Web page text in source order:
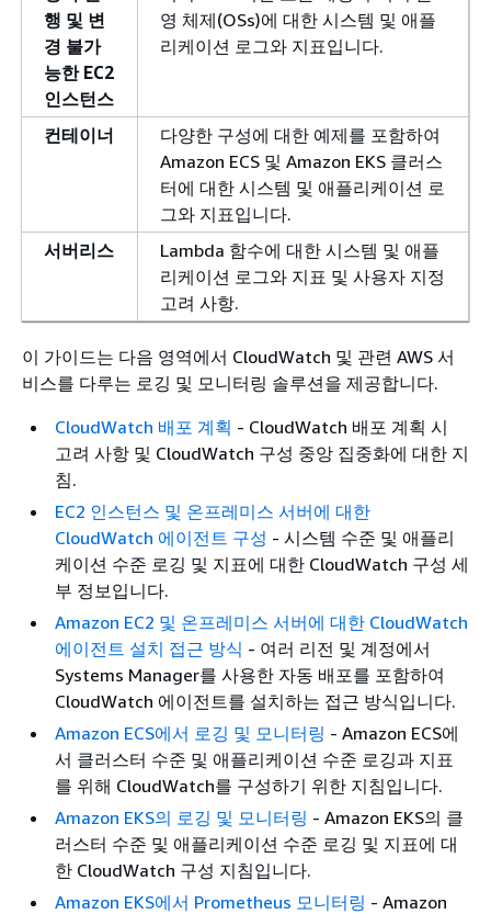
행 및 변
경 불가
능한 EC2
인스턴스
영 체제(OSs)에 대한 시스템 및 애플
리케이션 로그와 지표입니다.
컨테이너
다양한 구성에 대한 예제를 포함하여
Amazon ECS 및 Amazon EKS 클러스
터에 대한 시스템 및 애플리케이션 로
그와 지표입니다.
서버리스
Lambda 함수에 대한 시스템 및 애플
리케이션 로그와 지표 및 사용자 지정
고려 사항.
이 가이드는 다음 영역에서 CloudWatch 및 관련 AWS 서
비스를 다루는 로깅 및 모니터링 솔루션을 제공합니다.
CloudWatch 배포 계획 - CloudWatch 배포 계획 시
고려 사항 및 CloudWatch 구성 중앙 집중화에 대한 지
침.
EC2 인스턴스 및 온프레미스 서버에 대한
CloudWatch 에이전트 구성 - 시스템 수준 및 애플리
케이션 수준 로깅 및 지표에 대한 CloudWatch 구성 세
부 정보입니다.
Amazon EC2 및 온프레미스 서버에 대한 CloudWatch
에이전트 설치 접근 방식 - 여러 리전 및 계정에서
Systems Manager를 사용한 자동 배포를 포함하여
CloudWatch 에이전트를 설치하는 접근 방식입니다.
Amazon ECS에서 로깅 및 모니터링 - Amazon ECS에
서 클러스터 수준 및 애플리케이션 수준 로깅과 지표
를 위해 CloudWatch를 구성하기 위한 지침입니다.
Amazon EKS의 로깅 및 모니터링 - Amazon EKS의 클
러스터 수준 및 애플리케이션 수준 로깅 및 지표에 대
한 CloudWatch 구성 지침입니다.
Amazon EKS에서 Prometheus 모니터링 - Amazon